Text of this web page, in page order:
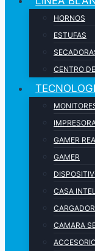
HORNOS
ESTUFAS
CENTRO
GAMER
GAMER
CASA
CAMARA